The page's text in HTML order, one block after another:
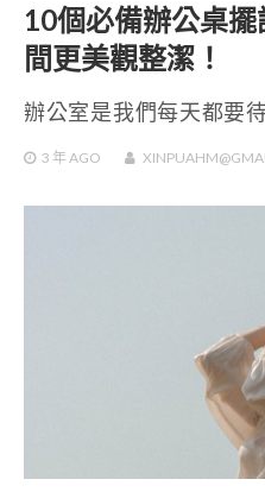
10個必備辦公桌
間更美觀整潔！
辦公室是我們每天都要
3 年 AGO